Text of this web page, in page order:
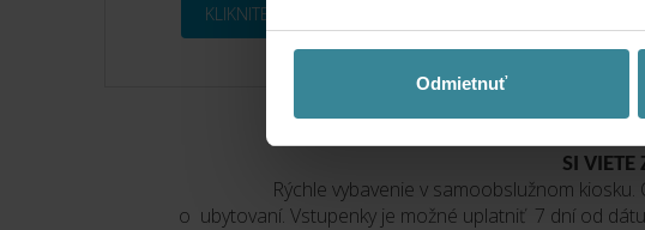
Odmietnuť
KLIKNITE PRE VARIANTY VSTUPENKY
SI
Rýchle vybavenie v samoobslužnom
o ubytovaní. Vstupenky je možné uplatniť 7 dní od